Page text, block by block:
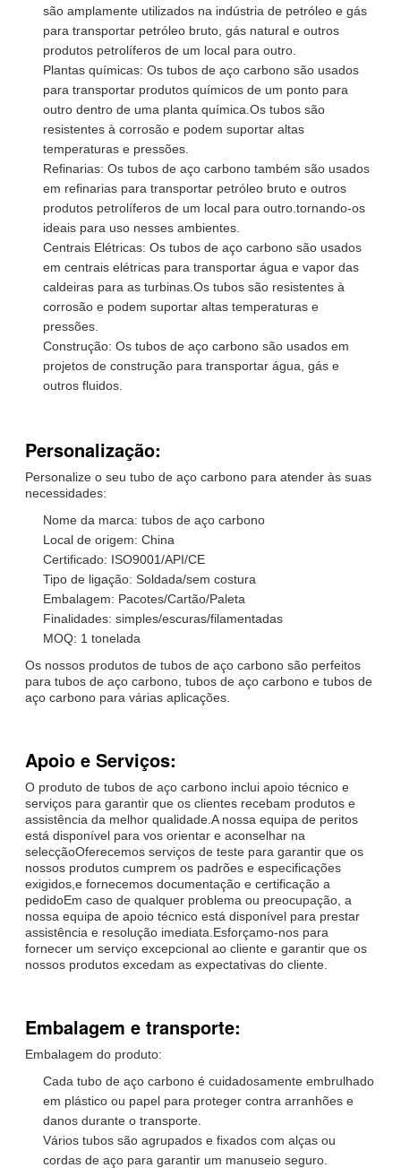
são amplamente utilizados na indústria de petróleo e gás
para transportar petróleo bruto, gás natural e outros
produtos petrolíferos de um local para outro.
Plantas químicas: Os tubos de aço carbono são usados
para transportar produtos químicos de um ponto para
outro dentro de uma planta química.Os tubos são
resistentes à corrosão e podem suportar altas
temperaturas e pressões.
Refinarias: Os tubos de aço carbono também são usados
em refinarias para transportar petróleo bruto e outros
produtos petrolíferos de um local para outro.tornando-os
ideais para uso nesses ambientes.
Centrais Elétricas: Os tubos de aço carbono são usados
em centrais elétricas para transportar água e vapor das
caldeiras para as turbinas.Os tubos são resistentes à
corrosão e podem suportar altas temperaturas e
pressões.
Construção: Os tubos de aço carbono são usados em
projetos de construção para transportar água, gás e
outros fluidos.
Personalização:
Personalize o seu tubo de aço carbono para atender às suas
necessidades:
Nome da marca: tubos de aço carbono
Local de origem: China
Certificado: ISO9001/API/CE
Tipo de ligação: Soldada/sem costura
Embalagem: Pacotes/Cartão/Paleta
Finalidades: simples/escuras/filamentadas
MOQ: 1 tonelada
Os nossos produtos de tubos de aço carbono são perfeitos
para tubos de aço carbono, tubos de aço carbono e tubos de
aço carbono para várias aplicações.
Apoio e Serviços:
O produto de tubos de aço carbono inclui apoio técnico e
serviços para garantir que os clientes recebam produtos e
assistência da melhor qualidade.A nossa equipa de peritos
está disponível para vos orientar e aconselhar na
selecçãoOferecemos serviços de teste para garantir que os
nossos produtos cumprem os padrões e especificações
exigidos,e fornecemos documentação e certificação a
pedidoEm caso de qualquer problema ou preocupação, a
nossa equipa de apoio técnico está disponível para prestar
assistência e resolução imediata.Esforçamo-nos para
fornecer um serviço excepcional ao cliente e garantir que os
nossos produtos excedam as expectativas do cliente.
Embalagem e transporte:
Embalagem do produto:
Cada tubo de aço carbono é cuidadosamente embrulhado
em plástico ou papel para proteger contra arranhões e
danos durante o transporte.
Vários tubos são agrupados e fixados com alças ou
cordas de aço para garantir um manuseio seguro.